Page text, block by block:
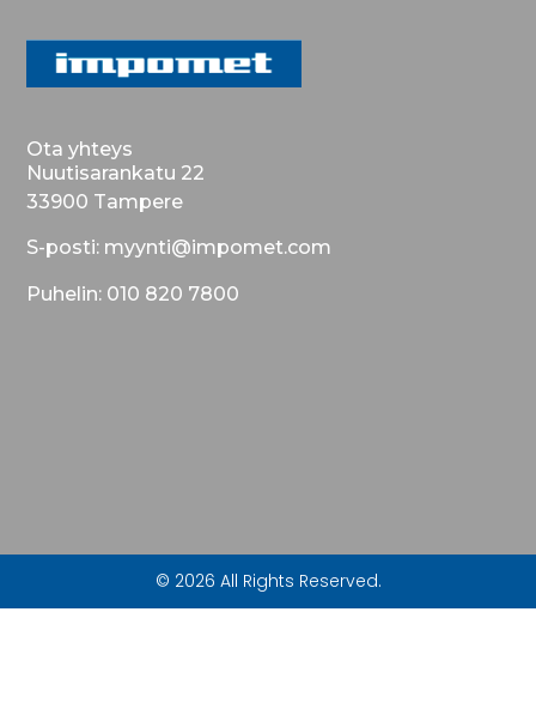
Ota yhteys
Nuutisarankatu 22
33900 Tampere
S-posti: myynti@impomet.com
Puhelin: 010 820 7800
© 2026 All Rights Reserved.